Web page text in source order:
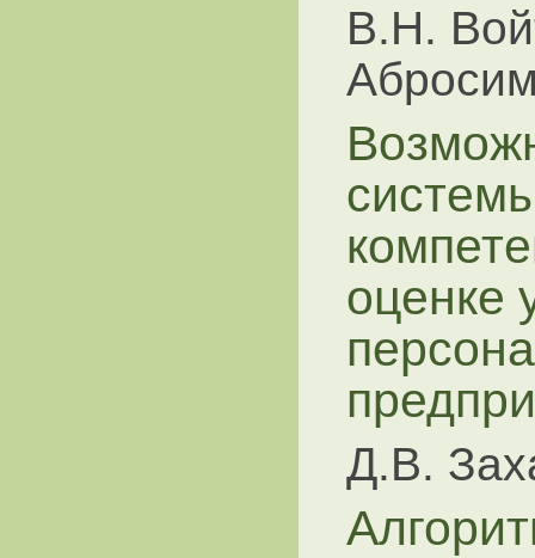
В.Н.
оценке
Д.В.